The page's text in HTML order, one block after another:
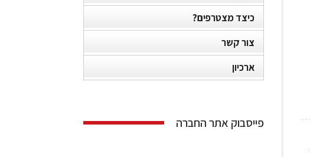
כיצד מצטרפים?
צור קשר
ארכיון
פייסבוק אתר החברה